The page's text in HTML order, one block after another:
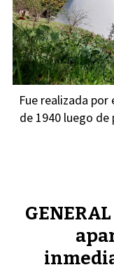
Fue realizada
de 1940 luego de